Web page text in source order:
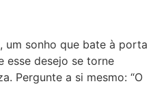
um sonho que bate à porta
esse desejo se torne
Pergunte a si mesmo: “O